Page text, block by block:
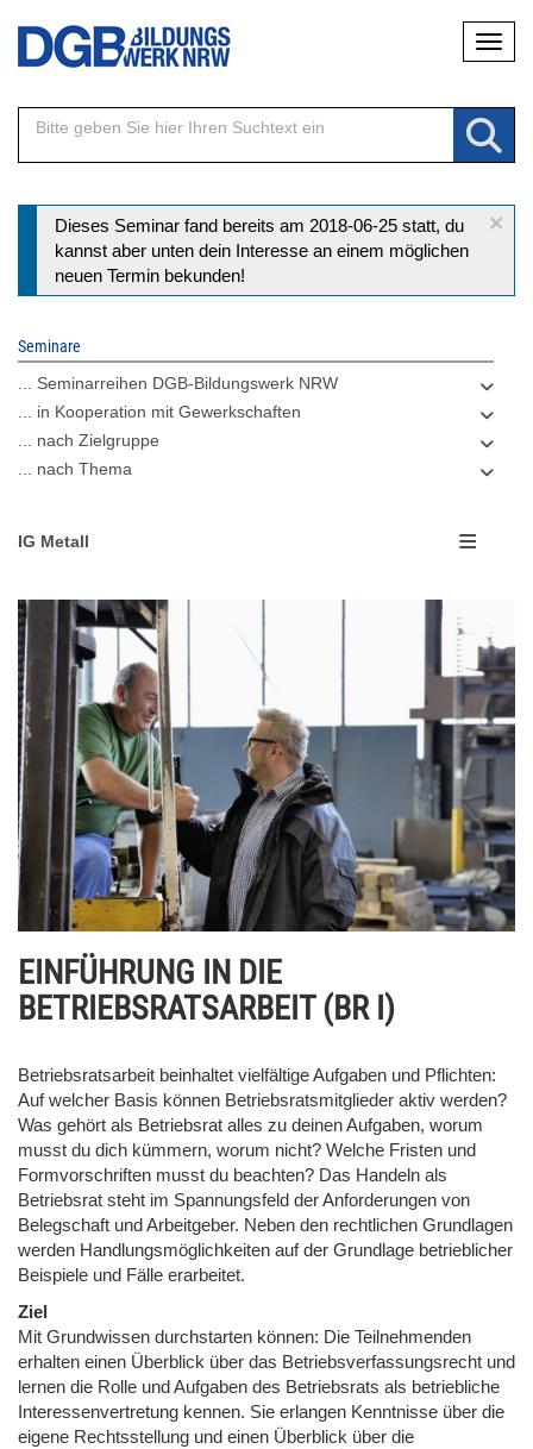
Direkt
Inhalt
×
Statusmeldung
Dieses Seminar fand bereits am 2018-06-25 statt, du
kannst aber unten dein Interesse an einem möglichen
neuen Termin bekunden!
Seminare
... Seminarreihen DGB-Bildungswerk NRW
... in Kooperation mit Gewerkschaften
... nach Zielgruppe
... nach Thema
IG Metall
EINFÜHRUNG IN DIE
BETRIEBSRATSARBEIT (BR I)
Betriebsratsarbeit beinhaltet vielfältige Aufgaben und Pflichten:
Auf welcher Basis können Betriebsratsmitglieder aktiv werden?
Was gehört als Betriebsrat alles zu deinen Aufgaben, worum
musst du dich kümmern, worum nicht? Welche Fristen und
Formvorschriften musst du beachten? Das Handeln als
Betriebsrat steht im Spannungsfeld der Anforderungen von
Belegschaft und Arbeitgeber. Neben den rechtlichen Grundlagen
werden Handlungsmöglichkeiten auf der Grundlage betrieblicher
Beispiele und Fälle erarbeitet.
Ziel
Mit Grundwissen durchstarten können: Die Teilnehmenden
erhalten einen Überblick über das Betriebsverfassungsrecht und
lernen die Rolle und Aufgaben des Betriebsrats als betriebliche
Interessenvertretung kennen. Sie erlangen Kenntnisse über die
eigene Rechtsstellung und einen Überblick über die